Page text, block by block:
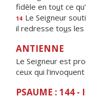
fidèle en tout ce
14 Le Seigneur souti
il redresse tous les
ANTIENNE
Le Seigneur est
ceux qui
PSAUME : 144 -